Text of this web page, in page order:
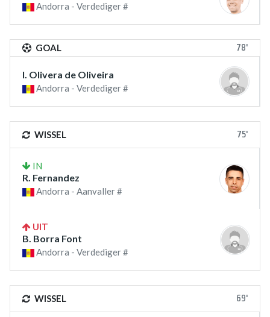
Andorra - Verdediger #
GOAL 78'
I. Olivera de Oliveira
Andorra - Verdediger #
WISSEL 75'
IN
R. Fernandez
Andorra - Aanvaller #
UIT
B. Borra Font
Andorra - Verdediger #
WISSEL 69'